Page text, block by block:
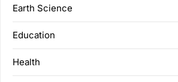
Earth Science
Education
Health